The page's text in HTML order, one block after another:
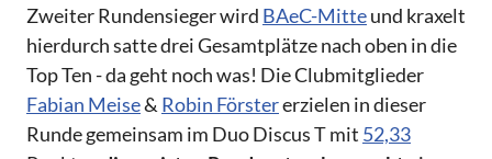
Zweiter Rundensieger wird BAeC-Mitteund kraxelt
hierdurch satte drei Gesamtplätze nach oben in die
Top Ten - da geht noch was! Die Clubmitglieder
Fabian Meise& Robin Förstererzielen in dieser
Runde gemeinsam im Duo Discus T mit 52,33